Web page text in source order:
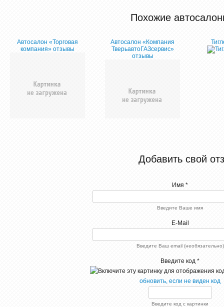
Похожие
Автосалон «Торговая
компания» отзывы
Автосалон «Компания
ТверьавтоГАЗсервис»
отзывы
Добавить свой
Имя *
Введите Ваше имя
E-Mail
Введите Ваш email (необязательно)
Введите код *
обновить, если не виден код
Введите код с картинки